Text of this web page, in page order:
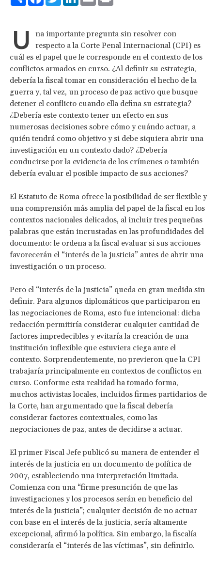
U
na importante pregunta sin resolver con
respecto a la Corte Penal Internacional (CPI) es
cuál es el papel que le corresponde en el contexto de los
conflictos armados en curso. ¿Al definir su estrategia,
debería la fiscal tomar en consideración el hecho de la
guerra y, tal vez, un proceso de paz activo que busque
detener el conflicto cuando ella defina su estrategia?
¿Debería este contexto tener un efecto en sus
numerosas decisiones sobre cómo y cuándo actuar, a
quién tendrá como objetivo y si debe siquiera abrir una
investigación en un contexto dado? ¿Debería
conducirse por la evidencia de los crímenes o también
debería evaluar el posible impacto de sus acciones?
El Estatuto de Roma ofrece la posibilidad de ser flexible y
una comprensión más amplia del papel de la fiscal en los
contextos nacionales delicados, al incluir tres pequeñas
palabras que están incrustadas en las profundidades del
documento: le ordena a la fiscal evaluar si sus acciones
favorecerán el “interés de la justicia” antes de abrir una
investigación o un proceso.
Pero el “interés de la justicia” queda en gran medida sin
definir. Para algunos diplomáticos que participaron en
las negociaciones de Roma, esto fue intencional: dicha
redacción permitiría considerar cualquier cantidad de
factores impredecibles y evitaría la creación de una
institución inflexible que estuviera ciega ante el
contexto. Sorprendentemente, no previeron que la CPI
trabajaría principalmente en contextos de conflictos en
curso. Conforme esta realidad ha tomado forma,
muchos activistas locales, incluidos firmes partidarios de
la Corte, han argumentado que la fiscal debería
considerar factores contextuales, como las
negociaciones de paz, antes de decidirse a actuar.
El primer Fiscal Jefe publicó su manera de entender el
interés de la justicia en un documento de política de
2007, estableciendo una interpretación limitada.
Comienza con una “firme presunción de que las
investigaciones y los procesos serán en beneficio del
interés de la justicia”; cualquier decisión de no actuar
con base en el interés de la justicia, sería altamente
excepcional, afirmó la política. Sin embargo, la fiscalía
consideraría el “interés de las víctimas”, sin definirlo.